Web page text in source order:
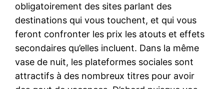
obligatoirement des sites parlant des
destinations qui vous touchent, et qui vous
feront confronter les prix les atouts et effets
secondaires qu’elles incluent. Dans la même
vase de nuit, les plateformes sociales sont
attractifs à des nombreux titres pour avoir